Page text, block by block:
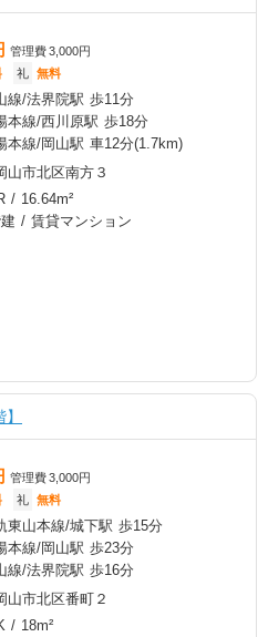
管理費3,000円
礼 無料
線/法界院駅 歩11分
本線/西川原駅 歩18分
本線/岡山駅 車12分(1.7km)
山市北区南方３
/ 16.64m²
/ 賃貸マンション
管理費3,000円
礼 無料
東山本線/城下駅 歩15分
本線/岡山駅 歩23分
線/法界院駅 歩16分
山市北区番町２
/ 18m²